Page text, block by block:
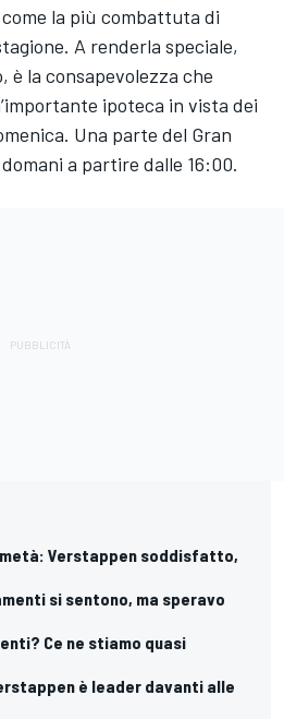
la più combattuta di
A renderla speciale,
è la consapevolezza che
ipoteca in vista dei
Una parte del Gran
a partire dalle 16:00.
metà: Verstappen soddisfatto,
si sentono, ma speravo
Ce ne stiamo quasi
è leader davanti alle